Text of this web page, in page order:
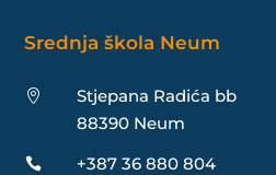
Srednja škola Neum

Stjepana Radića bb
88390 Neum
 +387 36 880 804